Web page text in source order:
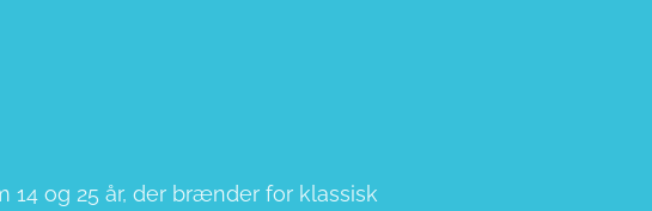
og 25 år, der brænder for klassisk